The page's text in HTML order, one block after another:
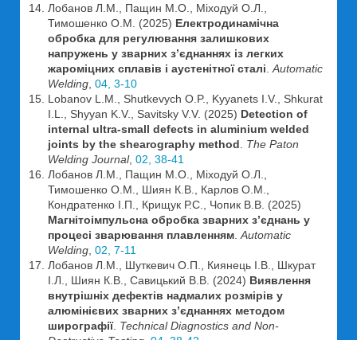
Лобанов Л.М., Пащин М.О., Міходуй О.Л.,
Тимошенко О.М. (2025) Електродинамічна
обробка для регулювання залишкових
напружень у зварних з’єднаннях із легких
жароміцних сплавів і аустенітної сталі Automatic
Welding 04, 3-10
Lobanov L.M., Shutkevych O.P., Kyyanets I.V., Shkurat
I.L., Shyyan K.V., Savitsky V.V. (2025) Detection of
internal ultra-small defects in aluminium welded
joints by the shearography method
The Paton
Welding Journal, 02, 38-41
Лобанов Л.М., Пащин М.О., Міходуй О.Л.,
Тимошенко О.М., Шиян К.В., Карлов О.М.,
Кондратенко І.П., Крищук Р.С., Чопик В.В. (2025)
Магнітоімпульсна обробка зварних з’єднань у
процесі зварювання плавленням Automatic
Welding 02, 7-11
Лобанов Л.М., Шуткевич О.П., Киянець І.В., Шкурат
І.Л., Шиян К.В., Савицький В.В. (2024) Виявлення
внутрішніх дефектів надмалих розмірів у
алюмінієвих зварних з’єднаннях методом
ширографії. Technical Diagnostics and Non-